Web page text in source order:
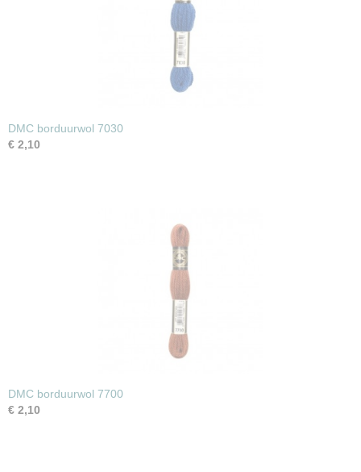
DMC borduurwol 7030
€ 2,10
DMC borduurwol 7700
€ 2,10